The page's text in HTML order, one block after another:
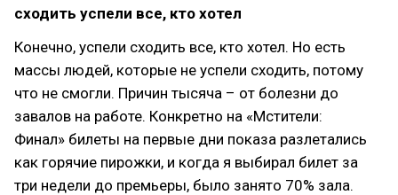
сходить успели все, кто хотел
Конечно, успели сходить все, кто хотел. Но есть
массы людей, которые не успели сходить, потому
что не смогли. Причин тысяча – от болезни до
завалов на работе. Конкретно на «Мстители:
Финал» билеты на первые дни показа разлетались
как горячие пирожки, и когда я выбирал билет за
три недели до премьеры, было занято 70% зала.